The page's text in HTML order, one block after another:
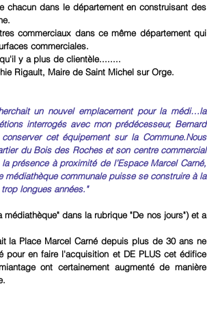
dans le département en construisant des
commerciaux dans ce même département qui
commerciales.
y a plus de clientèle........
Rigault, Maire de Saint Michel sur Orge.
un nouvel emplacement pour la médi…la
interrogés avec mon prédécesseur, Bernard
cet équipement sur la Commune.Nous
du Bois des Roches et son centre commercial
présence à proximité de l’Espace Marcel Carné,
communale puisse se construire à la
longues années."
dans la rubrique "De nos jours") et a
la Place Marcel Carné depuis plus de 30 ans ne
en faire l'acquisition et DE PLUS cet édifice
ont certainement augmenté de manière